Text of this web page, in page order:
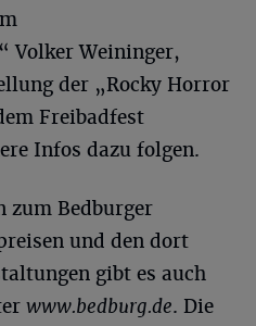
Volker Weininger,
der „Rocky Horror
Freibadfest
Infos dazu folgen.
zum Bedburger
und den dort
gibt es auch
www.bedburg.de. Die